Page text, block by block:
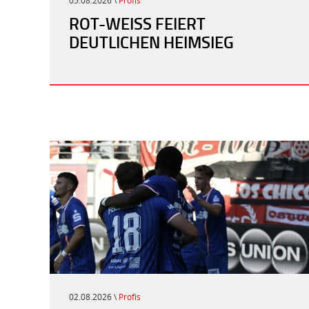
ROT-WEISS FEIERT D
EUTLICHEN HEIMSIEG
02.08.2026 \ Profis